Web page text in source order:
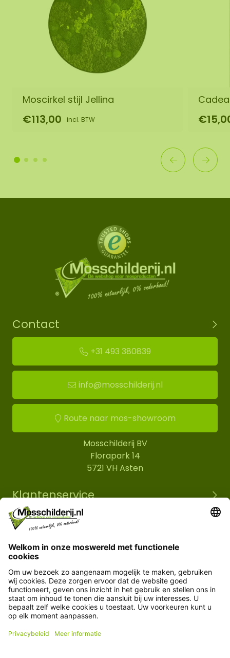
Moscirkel stijl Jellina
€113,00 incl. BTW
Contact
+31 493 380839
info@mosschilderij.nl
Route naar mos-showroom
Mosschilderij BV
Florapark 14
5721 VH Asten
Klantenservice
Informatie
© Copyright 2026 Mosschilderij.nl